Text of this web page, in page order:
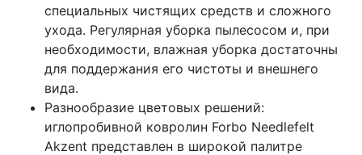
специальных чистящих средств и сложного
ухода. Регулярная уборка пылесосом и, при
необходимости, влажная уборка достаточны
для поддержания его чистоты и внешнего
вида.
Разнообразие цветовых решений:
иглопробивной ковролин Forbo Needlefelt
Akzent представлен в широкой палитре